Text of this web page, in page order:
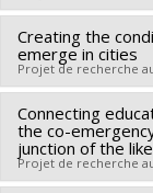
fonctionnement
Subventions
Frédéric Nault-
Sources de
sciences
Programmes de
Chercheur
Co-chercheurs :
Véronique
Sources de
Programmes de
valorisation
Creating the
emerge in cities
Projet de recherche au
Chercheur
Co-chercheurs :
Sources de
Connecting
the co-
junction of the
Projet de recherche au